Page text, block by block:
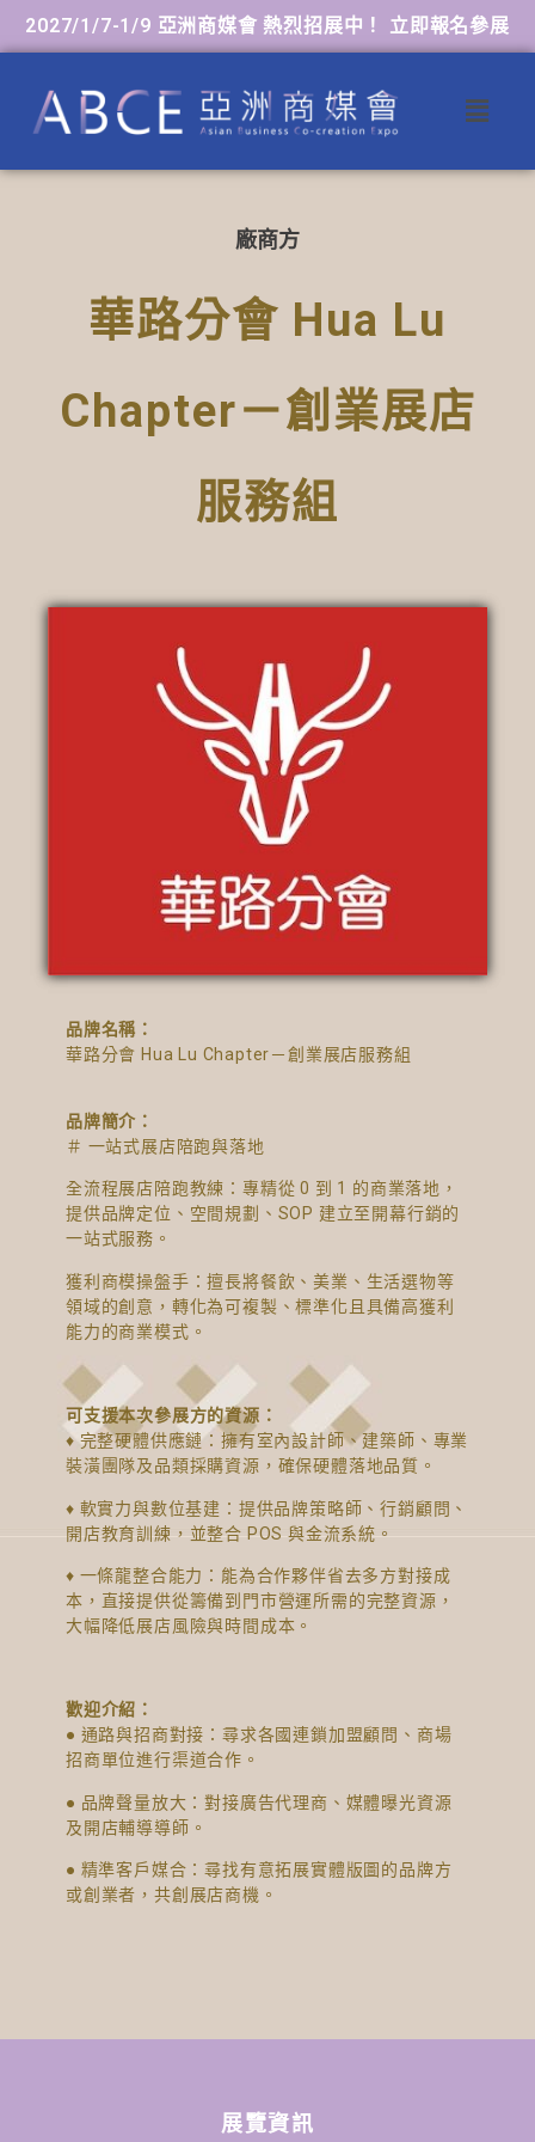
2027/1/7-1/9 亞洲商媒會 熱烈招展中！ 立即報名參展
廠商方
華路分會 Hua Lu
Chapter－創業展店
服務組
品牌名稱：
華路分會 Hua Lu Chapter－創業展店服務組
品牌簡介：
＃ 一站式展店陪跑與落地
全流程展店陪跑教練：專精從 0 到 1 的商業落地，
提供品牌定位、空間規劃、SOP 建立至開幕行銷的
一站式服務。
獲利商模操盤手：擅長將餐飲、美業、生活選物等
領域的創意，轉化為可複製、標準化且具備高獲利
能力的商業模式。
可支援本次參展方的資源：
♦ 完整硬體供應鏈：擁有室內設計師、建築師、專業
裝潢團隊及品類採購資源，確保硬體落地品質。
♦ 軟實力與數位基建：提供品牌策略師、行銷顧問、
開店教育訓練，並整合 POS 與金流系統。
♦ 一條龍整合能力：能為合作夥伴省去多方對接成
本，直接提供從籌備到門市營運所需的完整資源，
大幅降低展店風險與時間成本。
歡迎介紹：
● 通路與招商對接：尋求各國連鎖加盟顧問、商場
招商單位進行渠道合作。
● 品牌聲量放大：對接廣告代理商、媒體曝光資源
及開店輔導導師。
● 精準客戶媒合：尋找有意拓展實體版圖的品牌方
或創業者，共創展店商機。
展覽資訊